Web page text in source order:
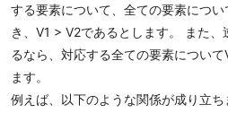
する要素について、全ての要素につ
き、V1 > V2であるとします。 また
るなら、対応する全ての要素につい
ます。
例えば、以下のような関係が成り立